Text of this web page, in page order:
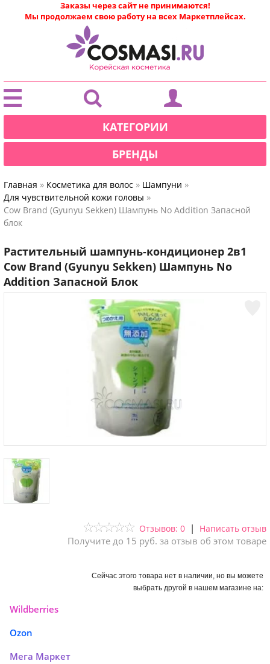
|
Заказы через сайт не принимаются!
Мы продолжаем свою работу на всех Маркетплейсах.
КАТЕГОРИИ
БРЕНДЫ
Главная » Косметика для волос » Шампуни »
Для чувствительной кожи головы »
Cow Brand (Gyunyu Sekken) Шампунь No Addition Запасной
блок
Растительный шампунь-кондиционер 2в1
Cow Brand (Gyunyu Sekken) Шампунь No
Addition Запасной Блок
Отзывов: 0 | Написать отзыв
Получите до 15 руб. за отзыв об этом товаре
Сейчас этого товара нет в наличии, но вы можете
выбрать другой в нашем магазине на:
Wildberries
Ozon
Мега Маркет